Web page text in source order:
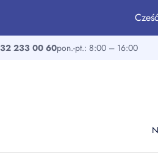
233 00 60pon.-pt.: 8:00 – 16:00